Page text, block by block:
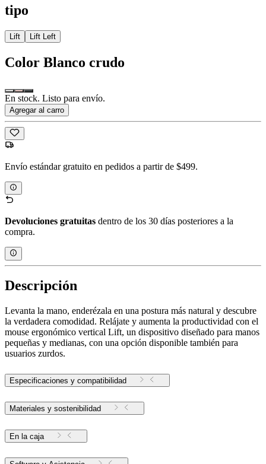
tipo
Lift Lift Left
Color Blanco crudo
En stock. Listo para envío.
Agregar al carro
Envío estándar gratuito en pedidos a partir de $499.
Devoluciones gratuitas dentro de los 30 días posteriores a la
compra.
Descripción
Levanta la mano, enderézala en una postura más natural y descubre
la verdadera comodidad. Relájate y aumenta la productividad con el
mouse ergonómico vertical Lift, un dispositivo diseñado para manos
pequeñas y medianas, con una opción disponible también para
usuarios zurdos.
Especificaciones y compatibilidad
Materiales y sostenibilidad
En la caja